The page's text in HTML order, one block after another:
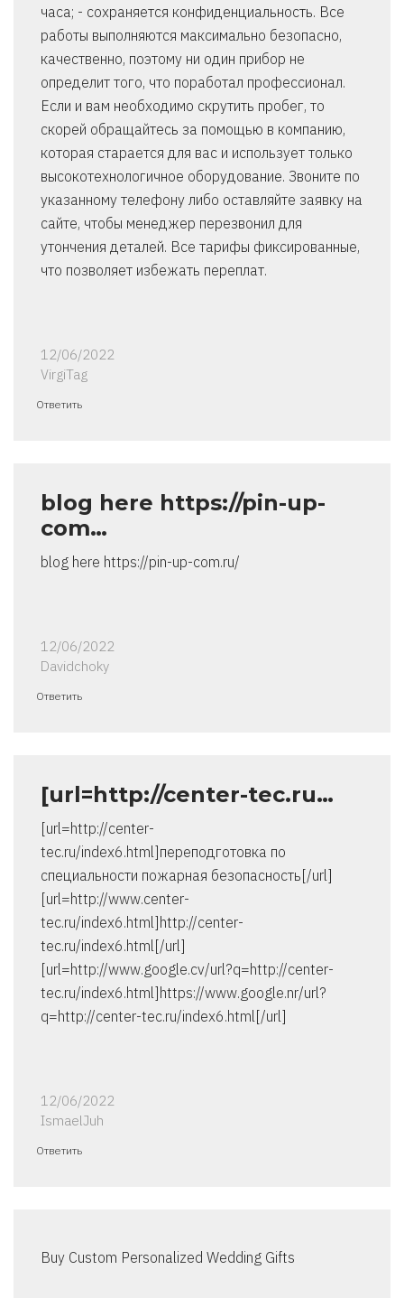
часа; - сохраняется конфиденциальность. Все
работы выполняются максимально безопасно,
качественно, поэтому ни один прибор не
определит того, что поработал профессионал.
Если и вам необходимо скрутить пробег, то
скорей обращайтесь за помощью в компанию,
которая старается для вас и использует только
высокотехнологичное оборудование. Звоните по
указанному телефону либо оставляйте заявку на
сайте, чтобы менеджер перезвонил для
утончения деталей. Все тарифы фиксированные,
что позволяет избежать переплат.
12/06/2022
VirgiTag
Ответить
blog here https://pin-up-
com…
blog here https://pin-up-com.ru/
12/06/2022
Davidchoky
Ответить
[url=http://center-tec.ru…
[url=http://center-
tec.ru/index6.html]переподготовка по
специальности пожарная безопасность[/url]
[url=http://www.center-
tec.ru/index6.html]http://center-
tec.ru/index6.html[/url]
[url=http://www.google.cv/url?q=http://center-
tec.ru/index6.html]https://www.google.nr/url?
q=http://center-tec.ru/index6.html[/url]
12/06/2022
IsmaelJuh
Ответить
Buy Custom Personalized Wedding Gifts